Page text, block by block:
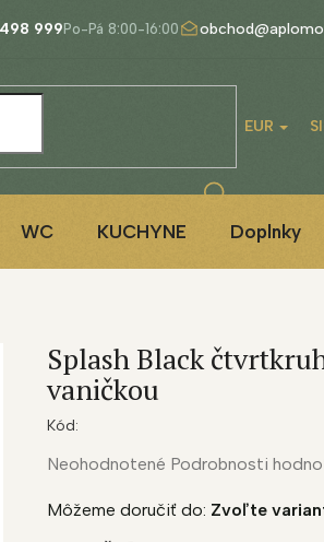
999
EUR
WC KUCHYNE Doplnky
Môžeme doručiť do: Zvoľte
Splash Black
vaničkou
Kód:
Priemerné
produktu
Neohodnotené Podrobnosti